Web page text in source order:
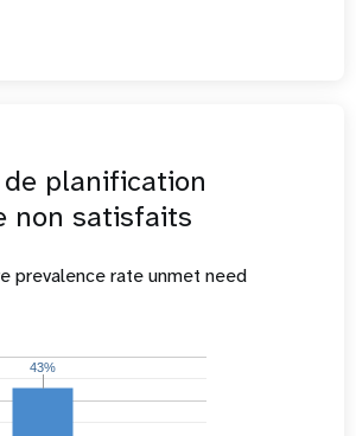
de planification
non satisfaits
prevalence rate unmet need
43%
43%